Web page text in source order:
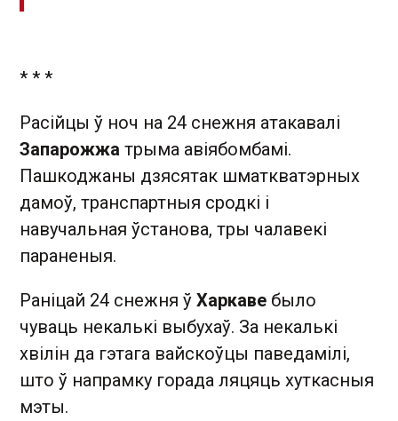
* * *
Расійцы ў ноч на 24 снежня атакавалі
Запарожжа трыма авіябомбамі.
Пашкоджаны дзясятак шматкватэрных
дамоў, транспартныя сродкі і
навучальная ўстанова, тры чалавекі
параненыя.
Раніцай 24 снежня ў Харкаве было
чуваць некалькі выбухаў. За некалькі
хвілін да гэтага вайскоўцы паведамілі,
што ў напрамку горада ляцяць хуткасныя
мэты.